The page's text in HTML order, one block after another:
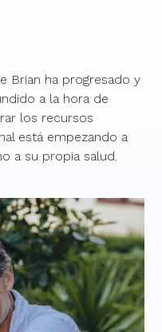
Brian ha progresado y
a la hora de
los recursos
está empezando a
a su propia salud.